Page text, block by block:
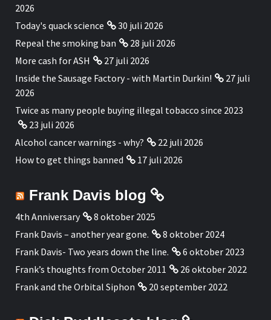
2026
Today's quack science
30 juli 2026
Repeal the smoking ban
28 juli 2026
More cash for ASH
27 juli 2026
Inside the Sausage Factory - with Martin Durkin!
27 juli
2026
Twice as many people buying illegal tobacco since 2023
23 juli 2026
Alcohol cancer warnings - why?
22 juli 2026
How to get things banned
17 juli 2026
Frank Davis blog
4th Anniversary
8 oktober 2025
Frank Davis – another year gone.
8 oktober 2024
Frank Davis- Two years down the line.
6 oktober 2023
Frank’s thoughts from October 2011
26 oktober 2022
Frank and the Orbital Siphon
20 september 2022